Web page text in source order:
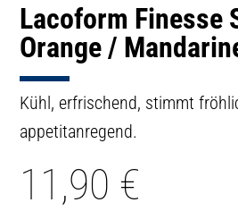
Lacoform Finesse
Orange /
Kühl, erfrischend, stimmt
appetitanregend.
11,90 €